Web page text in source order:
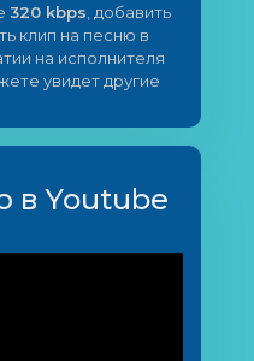
320 kbps , добавить
клип на песню в
на исполнителя
увидет другие
в Youtube